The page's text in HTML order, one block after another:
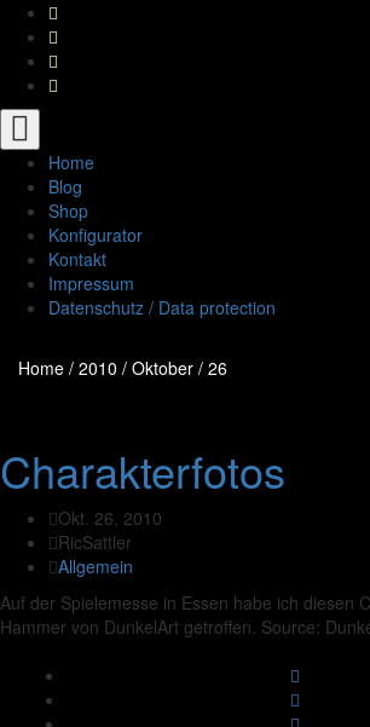
Toggle
navigation
Home
Blog
Shop
Konfigurator
Kontakt
Impressum
Datenschutz / Data protection
Home / 2010 / Oktober / 26
Charakterfotos
Okt. 26, 2010
RicSattler
Allgemein
Auf der Spielemesse in Essen habe ich diesen
Hammer von DunkelArt getroffen. Source: